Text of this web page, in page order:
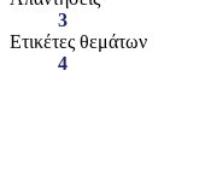
3
Ετικέτες θεμάτων
4